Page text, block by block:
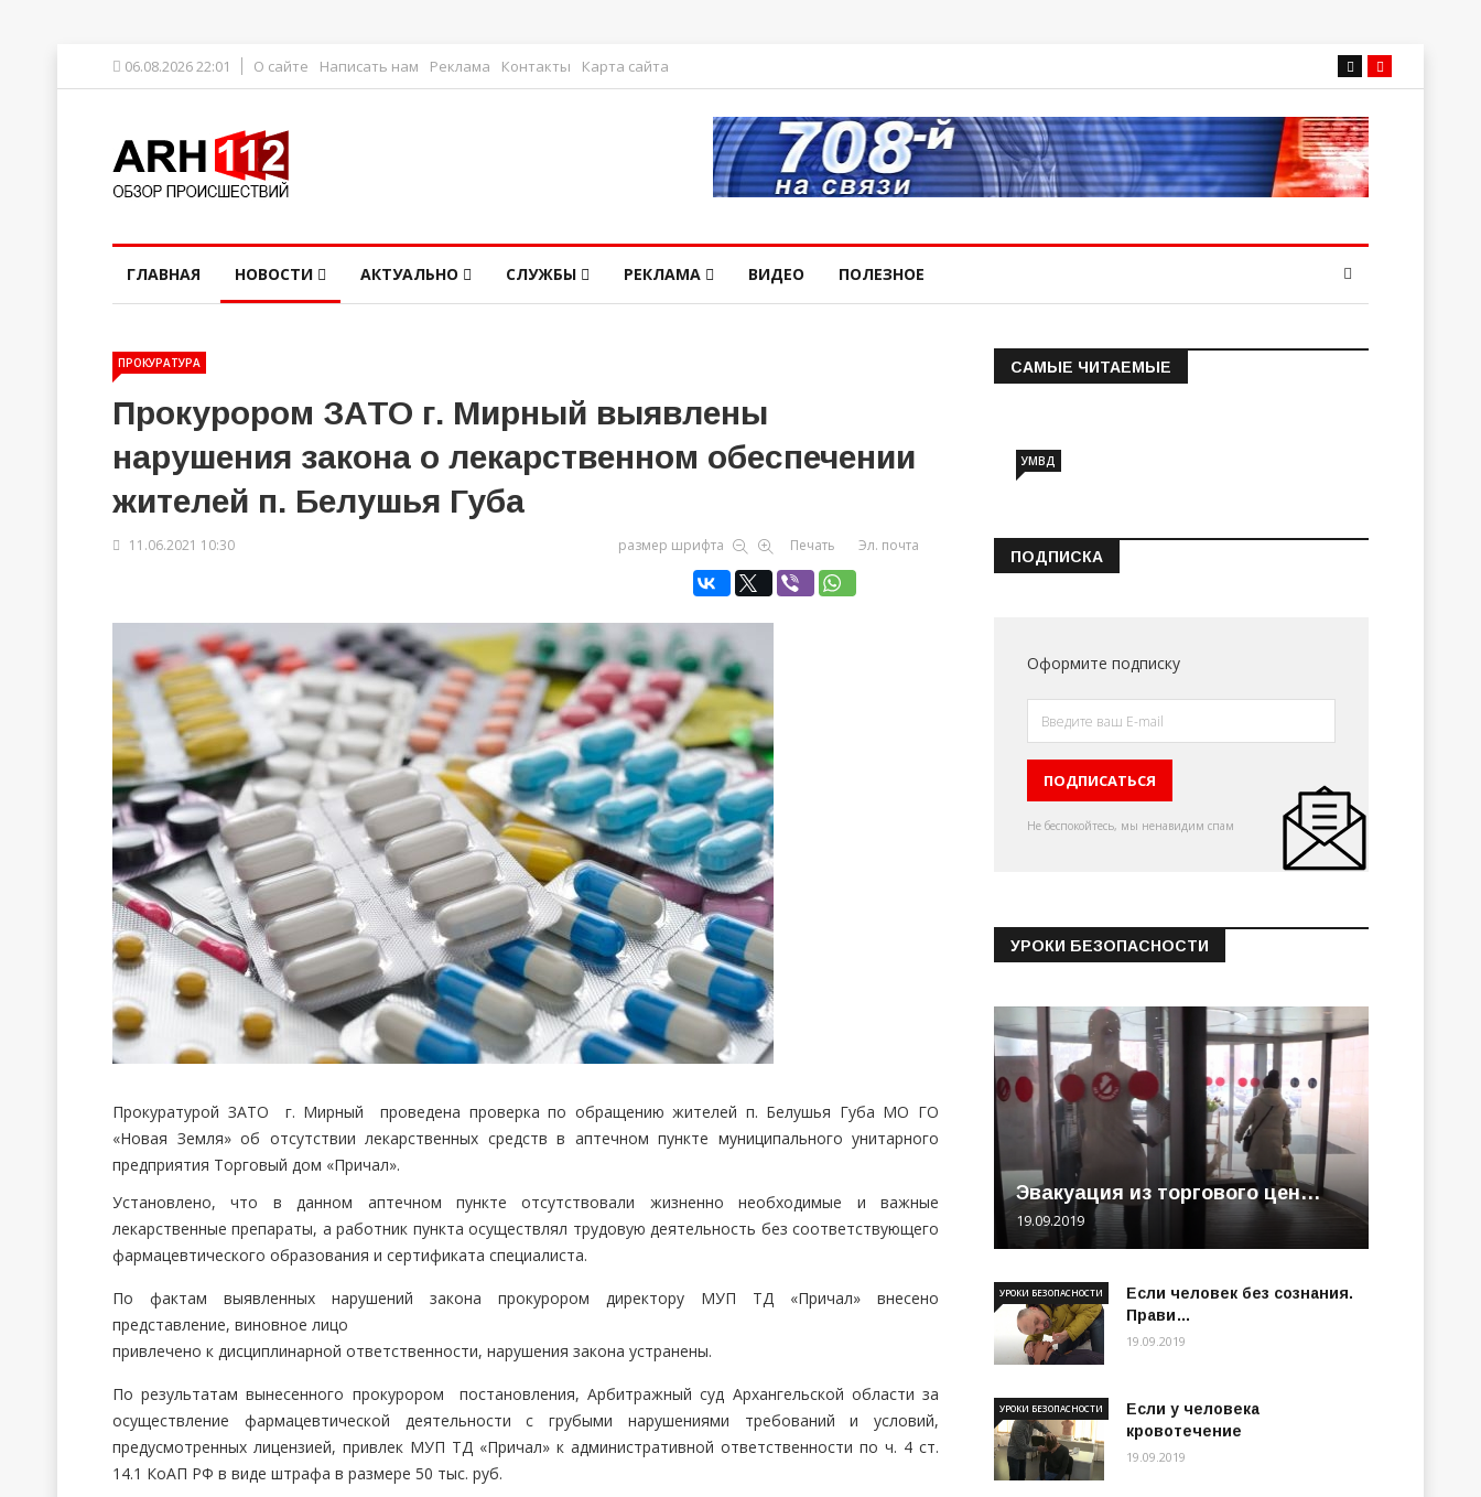
06.08.2026 22:01 О сайте Написать нам Реклама Контакты Карта сайта
ГЛАВНАЯ НОВОСТИ АКТУАЛЬНО СЛУЖБЫ РЕКЛАМА ВИДЕО ПОЛЕЗНОЕ
ПРОКУРАТУРА
Прокурором ЗАТО г. Мирный выявлены
нарушения закона о лекарственном обеспечении
жителей п. Белушья Губа
11.06.2021 10:30 размер шрифта Печать Эл. почта
Прокуратурой ЗАТО г. Мирный проведена проверка по обращению жителей п. Белушья Губа МО ГО
«Новая Земля» об отсутствии лекарственных средств в аптечном пункте муниципального унитарного
предприятия Торговый дом «Причал».
Установлено, что в данном аптечном пункте отсутствовали жизненно необходимые и важные
лекарственные препараты, а работник пункта осуществлял трудовую деятельность без соответствующего
фармацевтического образования и сертификата специалиста.
По фактам выявленных нарушений закона прокурором директору МУП ТД «Причал» внесено
представление, виновное лицо
привлечено к дисциплинарной ответственности, нарушения закона устранены.
По результатам вынесенного прокурором постановления, Арбитражный суд Архангельской области за
осуществление фармацевтической деятельности с грубыми нарушениями требований и условий,
предусмотренных лицензией, привлек МУП ТД «Причал» к административной ответственности по ч. 4 ст.
14.1 КоАП РФ в виде штрафа в размере 50 тыс. руб.
САМЫЕ ЧИТАЕМЫЕ
Информация о состоянии
УМВД
ПОДПИСКА
Оформите подписку
Не беспокойтесь, мы ненавидим спам
УРОКИ БЕЗОПАСНОСТИ
Эвакуация из торгового цен…
19.09.2019
Если человек без сознания.
Прави…
УРОКИ БЕЗОПАСНОСТИ
19.09.2019
Если у человека
кровотечение
УРОКИ БЕЗОПАСНОСТИ
19.09.2019